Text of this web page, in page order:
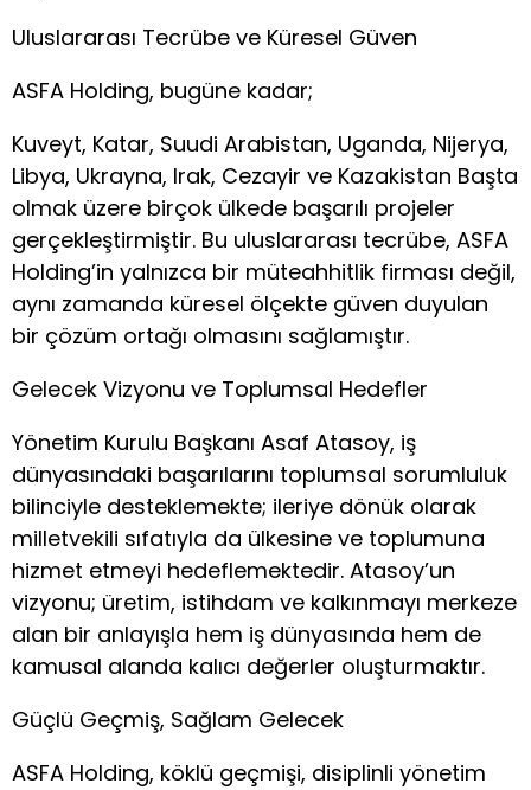
Uluslararası Tecrübe ve Küresel Güven
ASFA Holding, bugüne kadar;
Kuveyt, Katar, Suudi Arabistan, Uganda, Nijerya,
Libya, Ukrayna, Irak, Cezayir ve Kazakistan Başta
olmak üzere birçok ülkede başarılı projeler
gerçekleştirmiştir. Bu uluslararası tecrübe, ASFA
Holding’in yalnızca bir müteahhitlik firması değil,
aynı zamanda küresel ölçekte güven duyulan
bir çözüm ortağı olmasını sağlamıştır.
Gelecek Vizyonu ve Toplumsal Hedefler
Yönetim Kurulu Başkanı Asaf Atasoy, iş
dünyasındaki başarılarını toplumsal sorumluluk
bilinciyle desteklemekte; ileriye dönük olarak
milletvekili sıfatıyla da ülkesine ve toplumuna
hizmet etmeyi hedeflemektedir. Atasoy’un
vizyonu; üretim, istihdam ve kalkınmayı merkeze
alan bir anlayışla hem iş dünyasında hem de
kamusal alanda kalıcı değerler oluşturmaktır.
Güçlü Geçmiş, Sağlam Gelecek
ASFA Holding, köklü geçmişi, disiplinli yönetim